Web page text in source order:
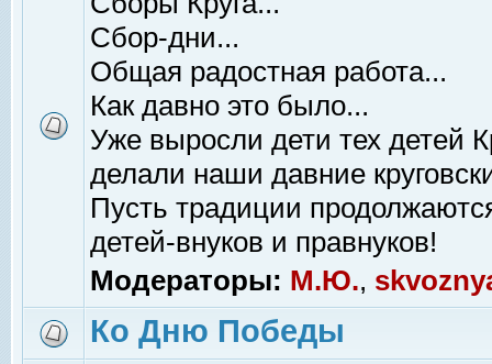
Сбор-дни...
Общая радостная работа...
Как давно это было...
Уже выросли дети тех детей
делали наши давние
Пусть традиции
детей-внуков и правнуков!
Модераторы: М.Ю.,
Ко Дню Победы